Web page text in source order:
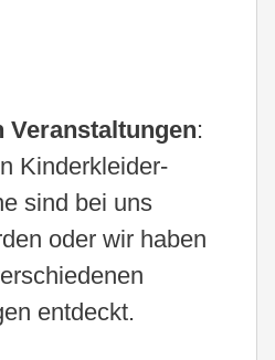
Veranstaltungen:
Kinderkleider-
sind bei uns
oder wir haben
entdeckt.